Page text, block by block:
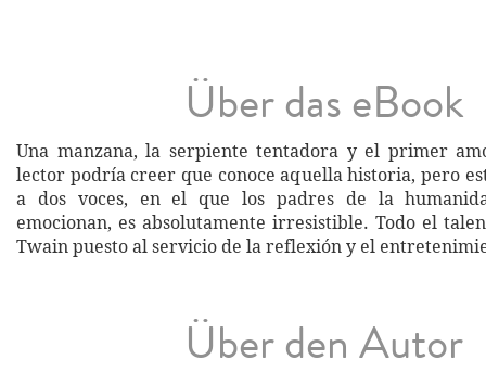
Über das eBook
Una manzana, la serpiente tentadora y el primer
lector podría creer que conoce aquella historia, pero
a dos voces, en el que los padres de la
emocionan, es absolutamente irresistible. Todo el
Twain puesto al servicio de la reflexión y el
Über den Autor